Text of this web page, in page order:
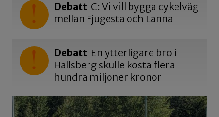
Debatt C: Vi vill bygga cykelväg
mellan Fjugesta och Lanna
Debatt En ytterligare bro i
Hallsberg skulle kosta flera
hundra miljoner kronor